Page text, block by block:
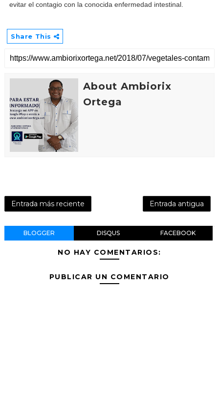
evitar el contagio con la conocida enfermedad intestinal.
Share This
About Ambiorix
Ortega
Entrada más reciente Entrada antigua
BLOGGER DISQUS FACEBOOK
NO HAY COMENTARIOS:
PUBLICAR UN COMENTARIO